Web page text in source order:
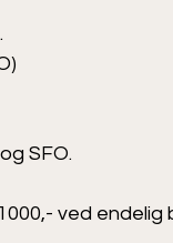
SFO.
ved